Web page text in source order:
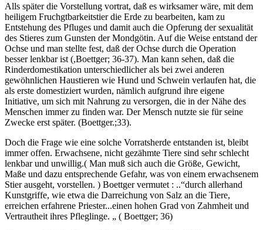
Alls später die Vorstellung vortrat, daß es wirksamer wäre, mit dem
heiligem Fruchgtbarkeitstier die Erde zu bearbeiten, kam zu
Entstehung des Pfluges und damit auch die Opferung der sexualität
des Stieres zum Gunsten der Mondgötin. Auf die Weise entstand der
Ochse und man stellte fest, daß der Ochse durch die Operation
besser lenkbar ist (,Boettger; 36-37). Man kann sehen, daß die
Rinderdomestikation unterschiedlicher als bei zwei anderen
gewöhnlichen Haustieren wie Hund und Schwein verlaufen hat, die
als erste domestiziert wurden, nämlich aufgrund ihre eigene
Initiative, um sich mit Nahrung zu versorgen, die in der Nähe des
Menschen immer zu finden war. Der Mensch nutzte sie für seine
Zwecke erst später. (Boettger.;33).
Doch die Frage wie eine solche Vorratsherde entstanden ist, bleibt
immer offen. Erwachsene, nicht gezähmte Tiere sind sehr schlecht
lenkbar und unwillig.( Man muß sich auch die Größe, Gewicht,
Maße und dazu entsprechende Gefahr, was von einem erwachsenem
Stier ausgeht, vorstellen. ) Boettger vermutet : ..“durch allerhand
Kunstgriffe, wie etwa die Darreichung von Salz an die Tiere,
erreichen erfahrene Priester...einen hohen Grad von Zahmheit und
Vertrautheit ihres Pfleglinge. „ ( Boettger; 36)